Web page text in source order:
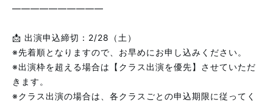
――――――――――
📩 出演申込締切：2/28（土）
※先着順となりますので、お早めにお申し込みください。
※出演枠を超える場合は【クラス出演を優先】させていただ
きます。
※クラス出演の場合は、各クラスごとの申込期限に従ってく